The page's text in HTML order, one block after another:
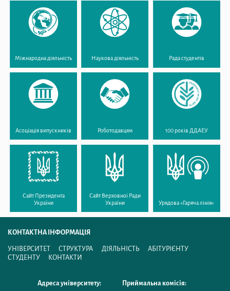
Міжнародна діяльність Наукова діяльність Рада студентів
Асоціація випускників Роботодавцям 100 років ДДАЕУ
Сайт Президента
України
Сайт Верховної Ради
України
Урядова «Гаряча лінія»
КОНТАКТНА ІНФОРМАЦІЯ
УНІВЕРСИТЕТ СТРУКТУРА ДІЯЛЬНІСТЬ
АБІТУРІЄНТУ
СТУДЕНТУ
КОНТАКТИ
Адреса університету:
Приймальна комісія: